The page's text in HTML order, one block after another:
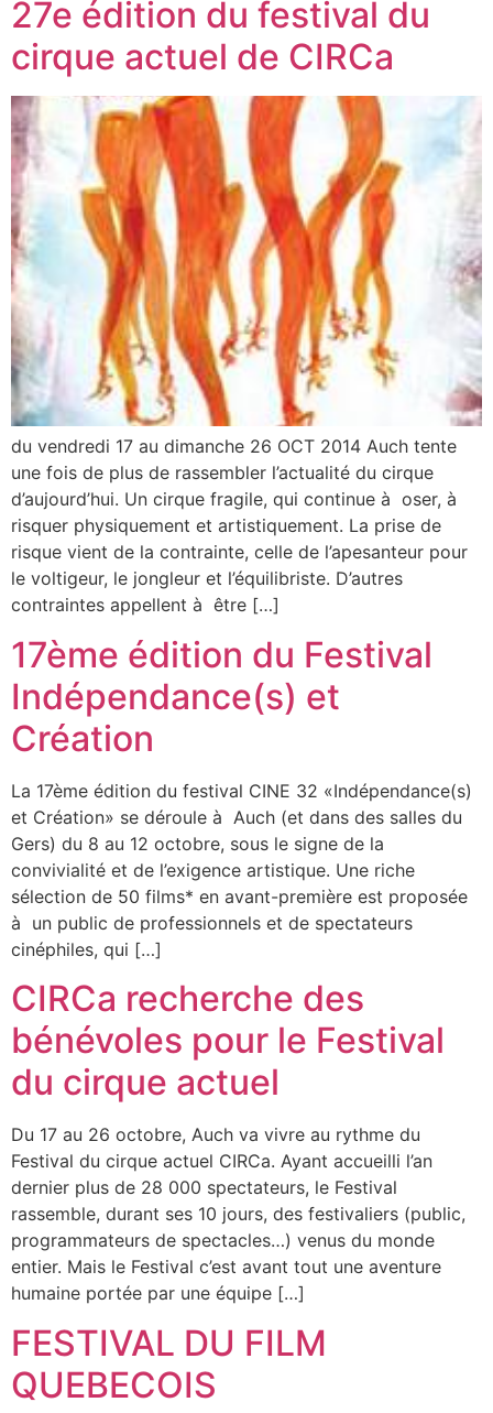
27e édition du festival du
cirque actuel de CIRCa
du vendredi 17 au dimanche 26 OCT 2014 Auch tente
une fois de plus de rassembler l’actualité du cirque
d’aujourd’hui. Un cirque fragile, qui continue à oser, à
risquer physiquement et artistiquement. La prise de
risque vient de la contrainte, celle de l’apesanteur pour
le voltigeur, le jongleur et l’équilibriste. D’autres
contraintes appellent à être […]
17ème édition du Festival
Indépendance(s) et
Création
La 17ème édition du festival CINE 32 «Indépendance(s)
et Création» se déroule à Auch (et dans des salles du
Gers) du 8 au 12 octobre, sous le signe de la
convivialité et de l’exigence artistique. Une riche
sélection de 50 films* en avant-première est proposée
à un public de professionnels et de spectateurs
cinéphiles, qui […]
CIRCa recherche des
bénévoles pour le Festival
du cirque actuel
Du 17 au 26 octobre, Auch va vivre au rythme du
Festival du cirque actuel CIRCa. Ayant accueilli l’an
dernier plus de 28 000 spectateurs, le Festival
rassemble, durant ses 10 jours, des festivaliers (public,
programmateurs de spectacles…) venus du monde
entier. Mais le Festival c’est avant tout une aventure
humaine portée par une équipe […]
FESTIVAL DU FILM
QUEBECOIS